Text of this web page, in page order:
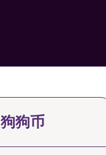
狗狗币